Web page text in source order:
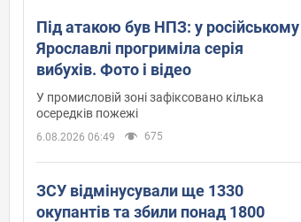
Під атакою був НПЗ: у російському
Ярославлі прогриміла серія
вибухів. Фото і відео
У промисловій зоні зафіксовано кілька
осередків пожежі
6.08.2026 06:49 675
ЗСУ відмінусували ще 1330
окупантів та збили понад 1800